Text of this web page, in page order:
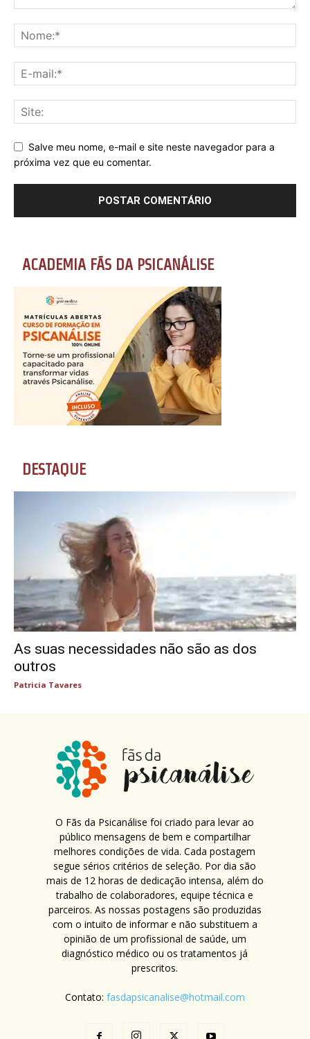
Salve meu nome, e-mail e site neste navegador para a
próxima vez que eu comentar.
ACADEMIA FÃS DA PSICANÁLISE
DESTAQUE
As suas necessidades não são as dos
outros
Patricia Tavares
O Fãs da Psicanálise foi criado para levar ao
público mensagens de bem e compartilhar
melhores condições de vida. Cada postagem
segue sérios critérios de seleção. Por dia são
mais de 12 horas de dedicação intensa, além do
trabalho de colaboradores, equipe técnica e
parceiros. As nossas postagens são produzidas
com o intuito de informar e não substituem a
opinião de um profissional de saúde, um
diagnóstico médico ou os tratamentos já
prescritos.
Contato: fasdapsicanalise@hotmail.com